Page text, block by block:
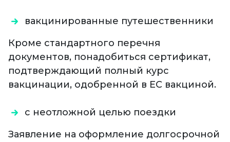
вакцинированные путешественники
Кроме стандартного перечня
документов, понадобиться сертификат,
подтверждающий полный курс
вакцинации, одобренной в ЕС вакциной.
с неотложной целью поездки
Заявление на оформление долгосрочной